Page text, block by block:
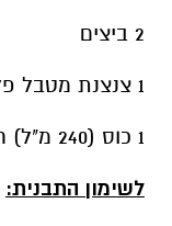
לשימון התבנית: